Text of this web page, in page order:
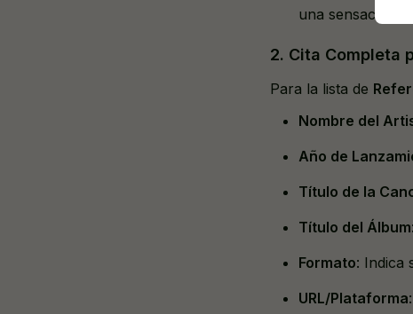
una sensación
2. Cita Completa
Para la lista de
Nombre del
Año de
Título de la
Título del Álbum
Formato: Indica
URL/Plataforma